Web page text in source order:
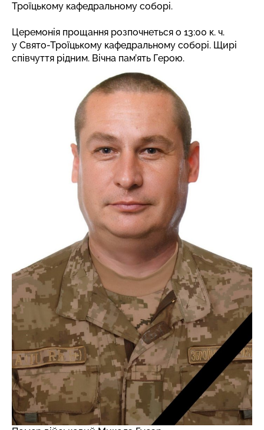
Троїцькому кафедральному соборі.
Церемонія прощання розпочнеться о 13:00 к. ч.
у Свято-Троїцькому кафедральному соборі. Щирі
співчуття рідним. Вічна пам’ять Герою.